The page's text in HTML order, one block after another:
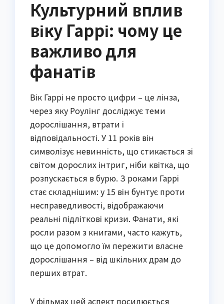
Культурний вплив
віку Гаррі: чому це
важливо для
фанатів
Вік Гаррі не просто цифри – це лінза,
через яку Роулінг досліджує теми
дорослішання, втрати і
відповідальності. У 11 років він
символізує невинність, що стикається зі
світом дорослих інтриг, ніби квітка, що
розпускається в бурю. З роками Гаррі
стає складнішим: у 15 він бунтує проти
несправедливості, відображаючи
реальні підліткові кризи. Фанати, які
росли разом з книгами, часто кажуть,
що це допомогло їм пережити власне
дорослішання – від шкільних драм до
перших втрат.
У фільмах цей аспект посилюється